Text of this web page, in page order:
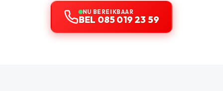
NU BEREIKBAAR
BEL 085 019 23 59